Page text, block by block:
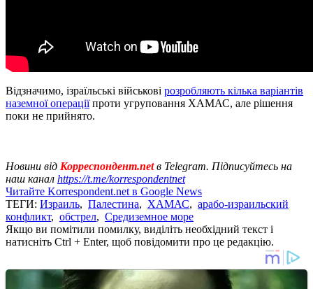
Відзначимо, ізраїльські військові розробляють кілька варіантів
наземної операціїпроти угруповання ХАМАС, але рішення
поки не прийнято.
Новини від Корреспондент.netв Telegram. Підписуйтесь на
наш канал https://t.me/korrespondentnet
Читайте Korrespondent.net в Google News
ТЕГИ: Израиль, Палестина, ХАМАС, арабо-израильский
конфликт, обстрел, Средиземное море
Якщо ви помітили помилку, виділіть необхідний текст і
натисніть Ctrl + Enter, щоб повідомити про це редакцію.